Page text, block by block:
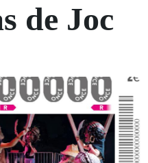
de Joc